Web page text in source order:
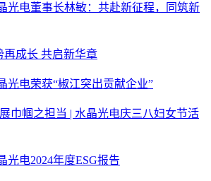
光电董事长林敏：共赴新征程，同筑新
再成长 共启新华章
光电荣获“椒江突出贡献企业”
巾帼之担当 | 水晶光电庆三八妇女节活
光电2024年度ESG报告